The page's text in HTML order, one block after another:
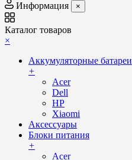
Информация ×
Каталог товаров
×
Аккумуляторные батареи
+
Acer
Dell
HP
Xiaomi
Аксессуары
Блоки питания
+
Acer